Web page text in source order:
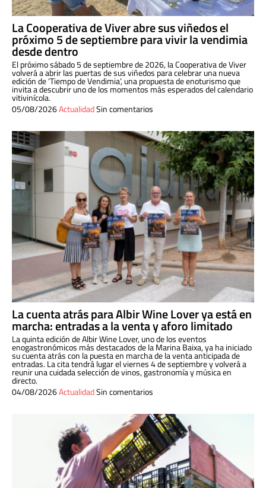
La Cooperativa de Viver abre sus viñedos el
próximo 5 de septiembre para vivir la vendimia
desde dentro
El próximo sábado 5 de septiembre de 2026, la Cooperativa de Viver
volverá a abrir las puertas de sus viñedos para celebrar una nueva
edición de ‘Tiempo de Vendimia’, una propuesta de enoturismo que
invita a descubrir uno de los momentos más esperados del calendario
vitivinícola.
05/08/2026ActualidadSin comentarios
La cuenta atrás para Albir Wine Lover ya está en
marcha: entradas a la venta y aforo limitado
La quinta edición de Albir Wine Lover, uno de los eventos
enogastronómicos más destacados de la Marina Baixa, ya ha iniciado
su cuenta atrás con la puesta en marcha de la venta anticipada de
entradas. La cita tendrá lugar el viernes 4 de septiembre y volverá a
reunir una cuidada selección de vinos, gastronomía y música en
directo.
04/08/2026ActualidadSin comentarios